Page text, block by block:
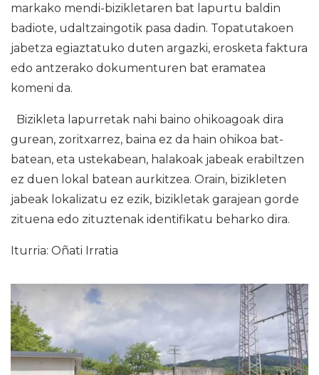
markako mendi-bizikletaren bat lapurtu baldin
badiote, udaltzaingotik pasa dadin. Topatutakoen
jabetza egiaztatuko duten argazki, erosketa faktura
edo antzerako dokumenturen bat eramatea
komeni da.
Bizikleta lapurretak nahi baino ohikoagoak dira
gurean, zoritxarrez, baina ez da hain ohikoa bat-
batean, eta ustekabean, halakoak jabeak erabiltzen
ez duen lokal batean aurkitzea. Orain, bizikleten
jabeak lokalizatu ez ezik, bizikletak garajean gorde
zituena edo zituztenak identifikatu beharko dira.
Iturria: Oñati Irratia